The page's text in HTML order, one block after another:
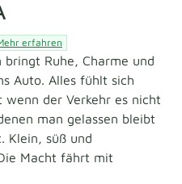
erfahren
Ruhe, Charme und
Auto. Alles fühlt sich
der Verkehr es nicht
man gelassen bleibt
Klein, süß und
Macht fährt mit